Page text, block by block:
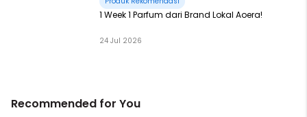
1 Week 1 Parfum dari Brand Lokal Aoera!
24 Jul 2026
Recommended for You